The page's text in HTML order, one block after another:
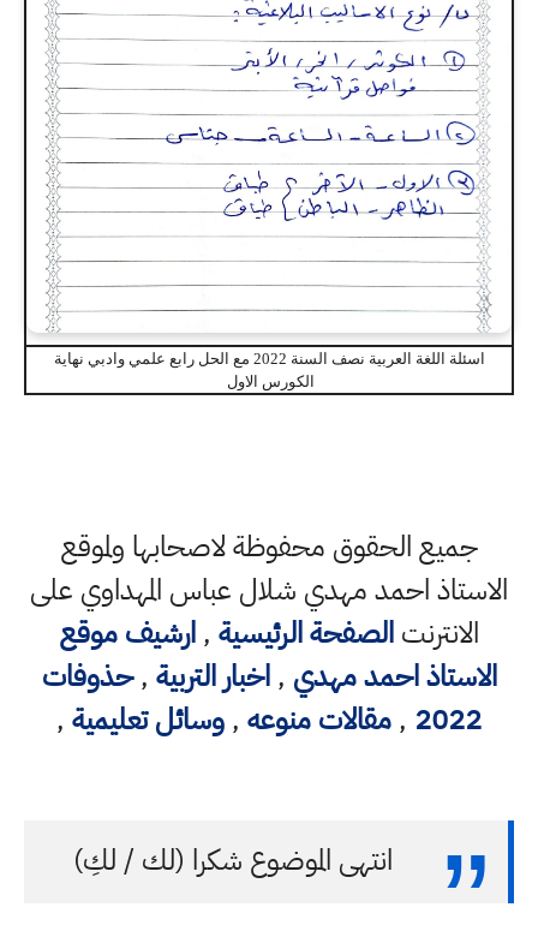
اسئلة اللغة العربية نصف السنة 2022 مع الحل رابع علمي وادبي نهاية
الكورس الاول
جميع الحقوق محفوظة لاصحابها ولموقع
الاستاذ احمد مهدي شلال عباس المهداوي على
الانترنتالصفحة الرئيسية ,ارشيف موقع
الاستاذ احمد مهدي ,اخبار التربية ,حذوفات
2022
,مقالات منوعه ,وسائل تعليمية ,
انتهى الموضوع شكرا (لك / لكِ)